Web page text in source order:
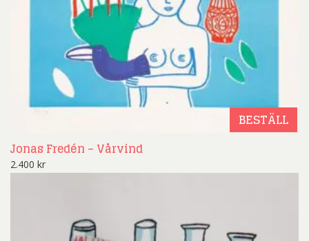
BESTÄLL
Jonas Fredén – Vårvind
2.400 kr